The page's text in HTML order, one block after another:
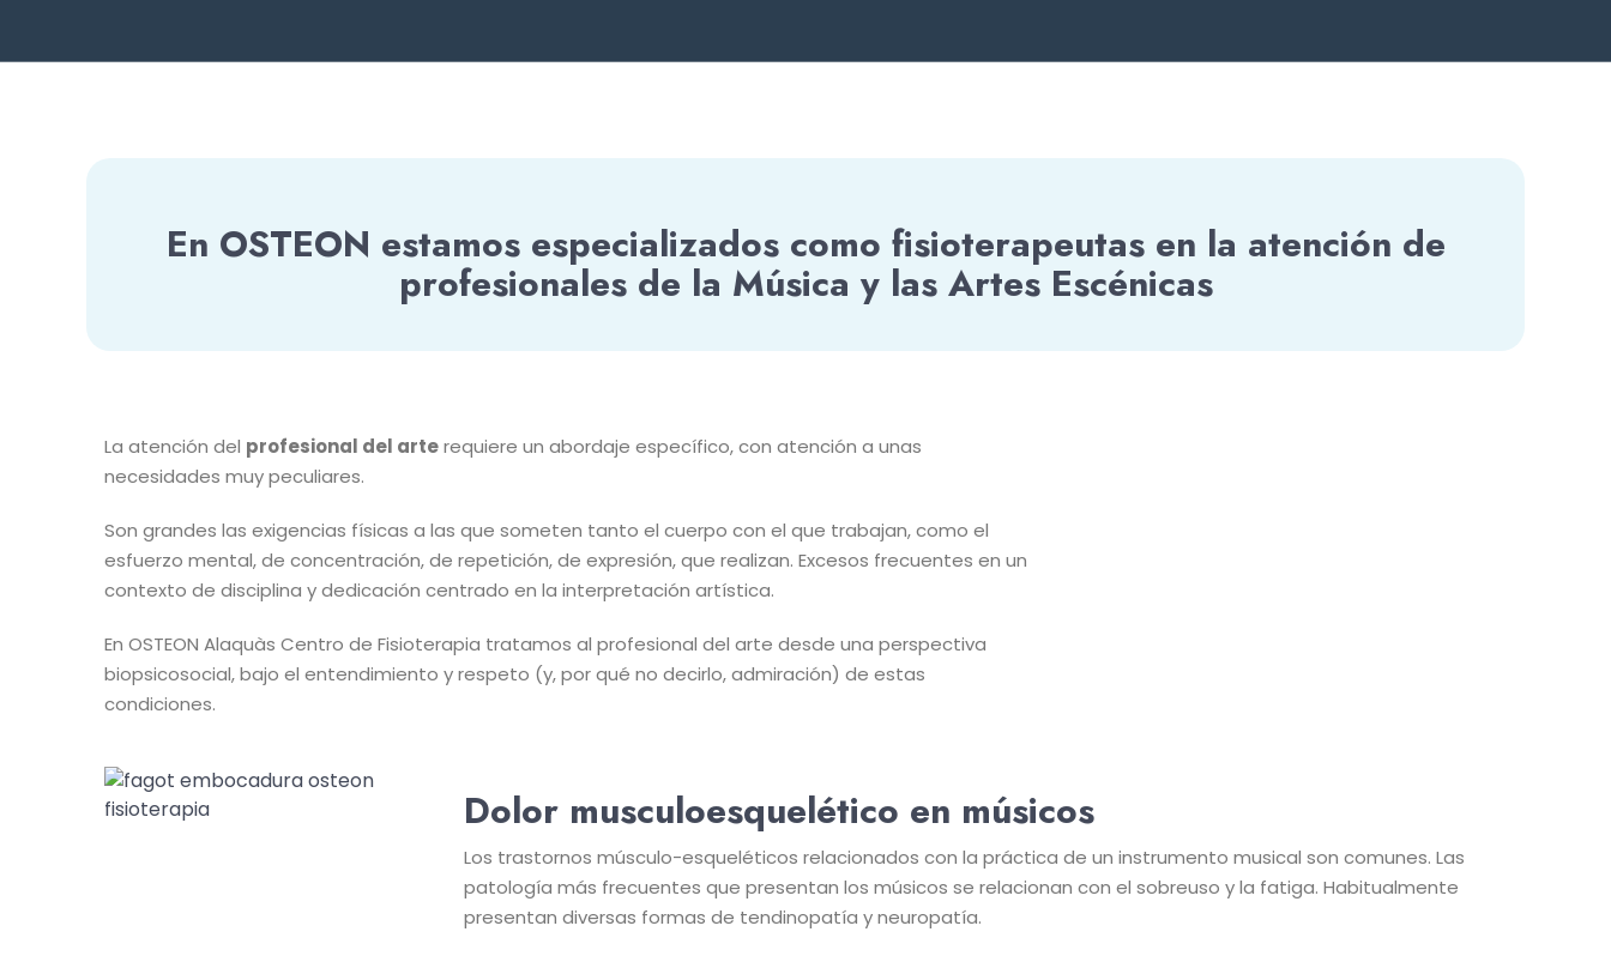
En OSTEON estamos especializados como fisioterapeutas en la atención de
profesionales de la Música y las Artes Escénicas
La atención del profesional del arterequiere un abordaje específico, con atención a unas
necesidades muy peculiares.
Son grandes las exigencias físicas a las que someten tanto el cuerpo con el que trabajan, como el
esfuerzo mental, de concentración, de repetición, de expresión, que realizan. Excesos frecuentes en un
contexto de disciplina y dedicación centrado en la interpretación artística.
En OSTEON Alaquàs Centro de Fisioterapia tratamos al profesional del arte desde una perspectiva
biopsicosocial, bajo el entendimiento y respeto (y, por qué no decirlo, admiración) de estas
condiciones.
Dolor musculoesquelético en músicos
Los trastornos músculo-esqueléticos relacionados con la práctica de un instrumento musical son comunes. Las
patología más frecuentes que presentan los músicos se relacionan con el sobreuso y la fatiga. Habitualmente
presentan diversas formas de tendinopatía y neuropatía.